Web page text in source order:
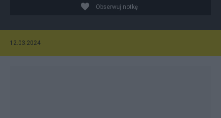
Obserwuj notkę
12.03.2024